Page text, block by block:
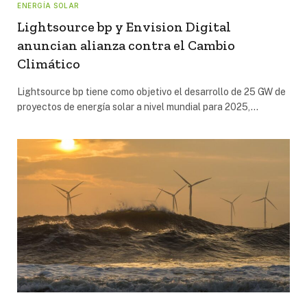
ENERGÍA SOLAR
Lightsource bp y Envision Digital
anuncian alianza contra el Cambio
Climático
Lightsource bp tiene como objetivo el desarrollo de 25 GW de
proyectos de energía solar a nivel mundial para 2025,…